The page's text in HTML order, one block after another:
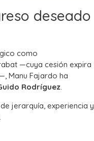
deseado
como
—cuya cesión expira
Manu Fajardo ha
Rodríguez.
jerarquía, experiencia y